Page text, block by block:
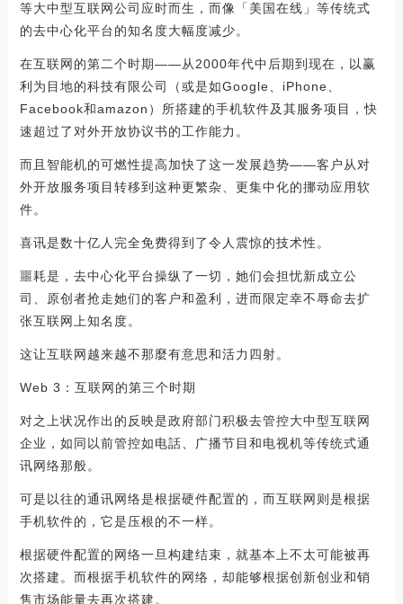
等大中型互联网公司应时而生，而像「美国在线」等传统式
的去中心化平台的知名度大幅度减少。
在互联网的第二个时期——从2000年代中后期到现在，以赢
利为目地的科技有限公司（或是如Google、iPhone、
Facebook和amazon）所搭建的手机软件及其服务项目，快
速超过了对外开放协议书的工作能力。
而且智能机的可燃性提高加快了这一发展趋势——客户从对
外开放服务项目转移到这种更繁杂、更集中化的挪动应用软
件。
喜讯是数十亿人完全免费得到了令人震惊的技术性。
噩耗是，去中心化平台操纵了一切，她们会担忧新成立公
司、原创者抢走她们的客户和盈利，进而限定幸不辱命去扩
张互联网上知名度。
这让互联网越来越不那麼有意思和活力四射。
Web 3：互联网的第三个时期
对之上状况作出的反映是政府部门积极去管控大中型互联网
企业，如同以前管控如电話、广播节目和电视机等传统式通
讯网络那般。
可是以往的通讯网络是根据硬件配置的，而互联网则是根据
手机软件的，它是压根的不一样。
根据硬件配置的网络一旦构建结束，就基本上不太可能被再
次搭建。而根据手机软件的网络，却能够根据创新创业和销
售市场能量去再次搭建。